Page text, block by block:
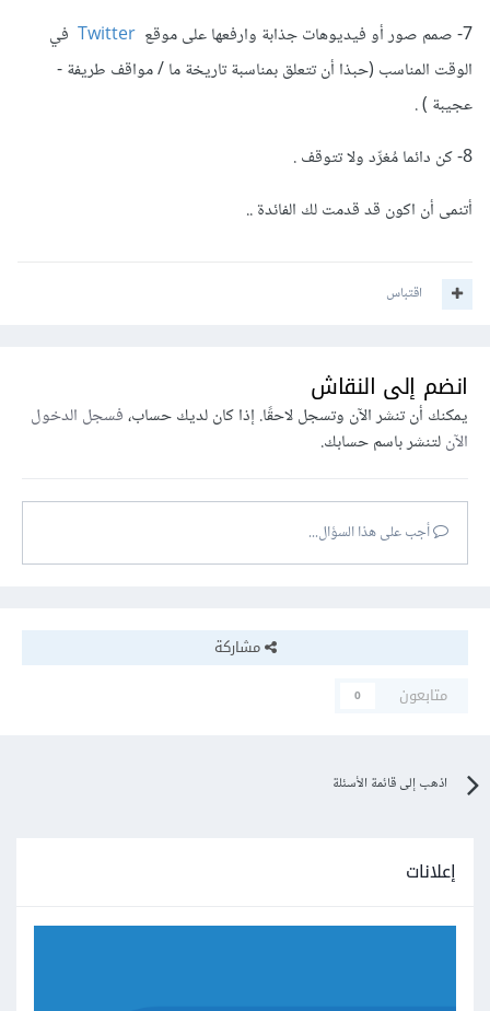
7- صمم صور أو فيديوهات جذابة وارفعها على موقع
Twitterفي
الوقت المناسب (حبذا أن تتعلق بمناسبة تاريخة ما / مواقف طريفة -
عجيبة ) .
8- كن دائما مُغرِّد ولا تتوقف .
أتنمى أن اكون قد قدمت لك الفائدة ..
اقتباس
انضم إلى النقاش
يمكنك أن تنشر الآن وتسجل لاحقًا. إذا كان لديك حساب،فسجل الدخول
الآنلتنشر باسم حسابك.
أجب على هذا السؤال...
مشاركة
متابعون
0
اذهب إلى قائمة الأسئلة
إعلانات